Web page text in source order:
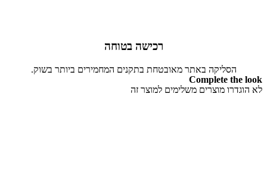
רכישה בטוחה
הסליקה באתר מאובטחת בתקנים המחמירים ביותר בשוק.
Complete the look
לא הוגדרו מוצרים משלימים למוצר זה